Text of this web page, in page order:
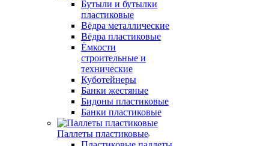
Бутыли и бутылки
пластиковые
Вёдра металлические
Вёдра пластиковые
Ёмкости
строительные и
технические
Куботейнеры
Банки жестяные
Бидоны пластиковые
Банки пластиковые
Паллеты пластиковые